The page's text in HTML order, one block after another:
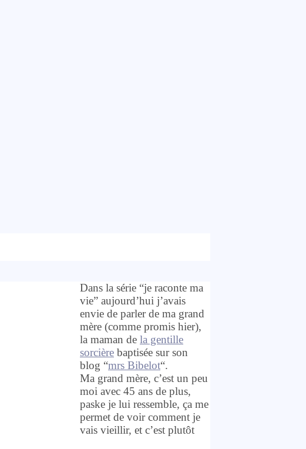
Dans la série “je raconte ma
vie” aujourd’hui j’avais
envie de parler de ma grand
mère (comme promis hier),
la maman de la gentille
sorcière baptisée sur son
blog “mrs Bibelot“.
Ma grand mère, c’est un peu
moi avec 45 ans de plus,
paske je lui ressemble, ça me
permet de voir comment je
vais vieillir, et c’est plutôt